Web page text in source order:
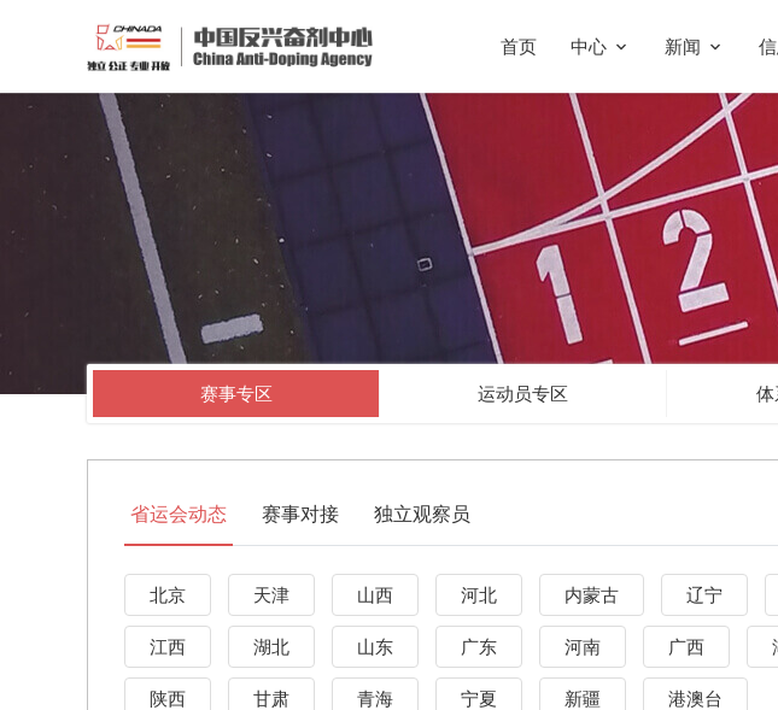
首页 中心 新闻
赛事专区 运动员专区 体
省运会动态 赛事对接 独立观察员
北京 天津 山西 河北 内蒙古 辽宁
江西 湖北 山东 广东 河南 广西
陕西 甘肃 青海 宁夏 新疆 港澳台